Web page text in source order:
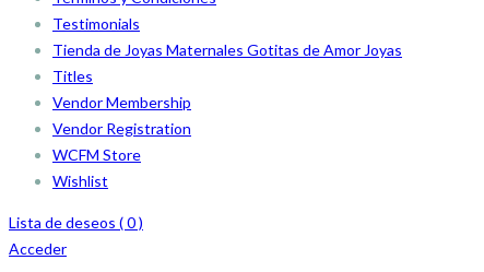
Testimonials
Tienda de Joyas Maternales Gotitas de Amor Joyas
Titles
Vendor Membership
Vendor Registration
WCFM Store
Wishlist
Lista de deseos (0)
Acceder